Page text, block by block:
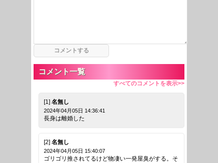
コメント一覧
すべてのコメントを表示>>
[1] 名無し
2024年04月05日 14:36:41
長身は離婚した
[2] 名無し
2024年04月05日 15:40:07
ゴリゴリ推されてるけど物凄い一発屋臭がする。そ